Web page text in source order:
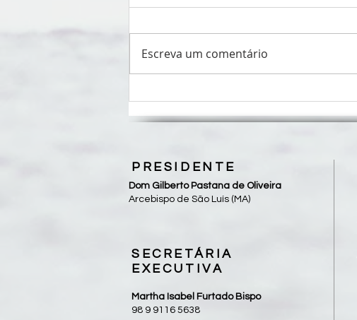
propõe o esporte como escola de
Escreva um comentário
PRESIDENTE
Dom Gilberto Pastana de Oliveira
Arcebispo de São Luís (MA)
SECRETÁRIA
EXECUTIVA
Martha Isabel Furtado Bispo
98 9 9116 5638